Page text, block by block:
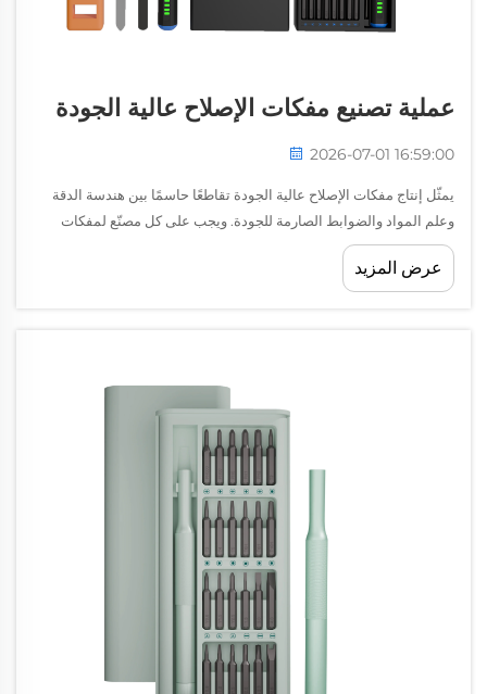
عملية تصنيع مفكات الإصلاح عالية الجودة
2026-07-01 16:59:00
يمثّل إنتاج مفكات الإصلاح عالية الجودة تقاطعًا حاسمًا بين هندسة الدقة
وعلم المواد والضوابط الصارمة للجودة. ويجب على كل مصنّع لمفكات
الإصلاح أن يوازن بعناية بين المتانة والدقة والفعالية من حيث التكلفة...
عرض المزيد